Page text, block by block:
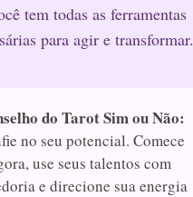
tem todas as ferramentas
para agir e transformar.
do Tarot Sim ou Não:
no seu potencial. Comece
use seus talentos com
e direcione sua energia